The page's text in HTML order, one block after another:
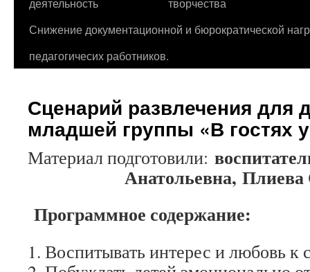
Снижение документационной и бюрократической
педагогичесих работников.
Сценарий развлечения для
младшей группы «В гостях
Материал подготовили:
Анатольевна, Плиева
Программное содержание:
1. Воспитывать интерес и любовь к